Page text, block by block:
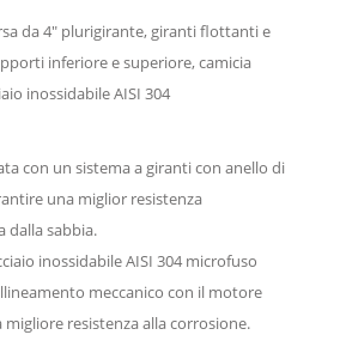
da 4" plurigirante, giranti flottanti e
inferiore e superiore, camicia
inossidabile AISI 304
con un sistema a giranti con anello di
una miglior resistenza
dalla sabbia.
inossidabile AISI 304 microfuso
meccanico con il motore
migliore resistenza alla corrosione.